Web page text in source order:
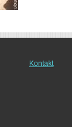
Kontakt